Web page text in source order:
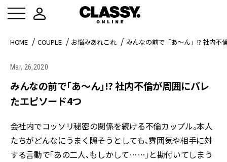
HOME COUPLE お悩みあれこれ みんなの前で「あ～ん」!? 社内不
Mar, 26,2020
みんなの前で「あ～ん」!? 社内不倫が周囲にバレ
たエピソード4つ
会社内でコッソリ秘密の関係を続ける不倫カップル。本人
たちがどんなにうまく隠そうとしても、雰囲気や相手に対
する言動で「あの二人、もしかして……」と勘付いてしまう